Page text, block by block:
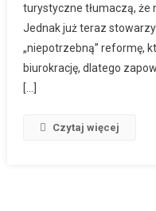
turystyczne tłumaczą, że
Jednak już teraz
„niepotrzebną” reformę,
biurokrację, dlatego
[…]
Czytaj więcej